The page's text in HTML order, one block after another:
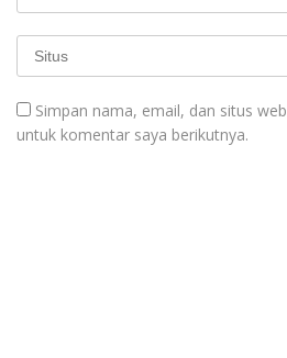
Simpan nama, email, dan situs
untuk komentar saya berikutnya.